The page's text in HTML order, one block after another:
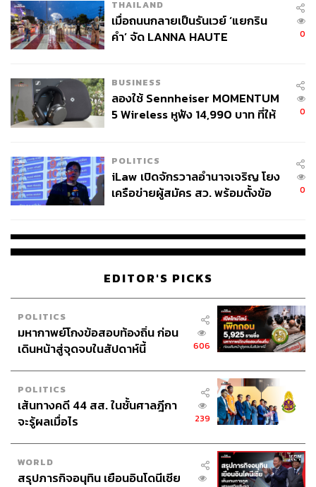
TAGS: ความสุข ผู้ใหญ่
ABOUT THE AUTHOR
THAILAND
เมื่อถนนกลายเป็นรันเวย์ ‘แยกริน
คำ’ จัด LANNA HAUTE
0
BUSINESS
ลองใช้ Sennheiser MOMENTUM
5 Wireless หูฟัง 14,990 บาท ที่ให้
0
POLITICS
iLaw เปิดจักรวาลอำนาจเจริญ โยง
เครือข่ายผู้สมัคร สว. พร้อมตั้งข้อ
0
EDITOR'S PICKS
POLITICS
มหากาพย์โกงข้อสอบท้องถิ่น ก่อน
เดินหน้าสู่จุดจบในสัปดาห์นี้
606
POLITICS
เส้นทางคดี 44 สส. ในชั้นศาลฎีกา
จะรู้ผลเมื่อไร
239
WORLD
สรุปภารกิจอนุทิน เยือนอินโดนีเซีย